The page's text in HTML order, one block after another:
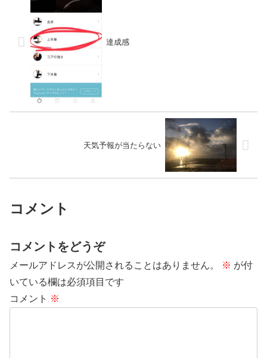
達成感
天気予報が当たらない
コメント
コメントをどうぞ
メールアドレスが公開されることはありません。 ※ が付
いている欄は必須項目です
コメント ※